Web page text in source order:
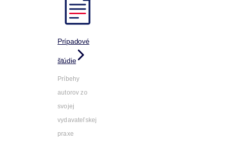
Prípadové
štúdie
Príbehy
autorov zo
svojej
vydavateľskej
praxe